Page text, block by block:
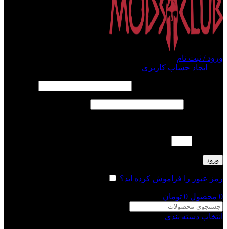
ورود / ثبت نام
ایجاد حساب کاربری
ورود
رمز عبور را فراموش کرده اید؟
0 محصول 0 تومان
انتخاب دسته بندی